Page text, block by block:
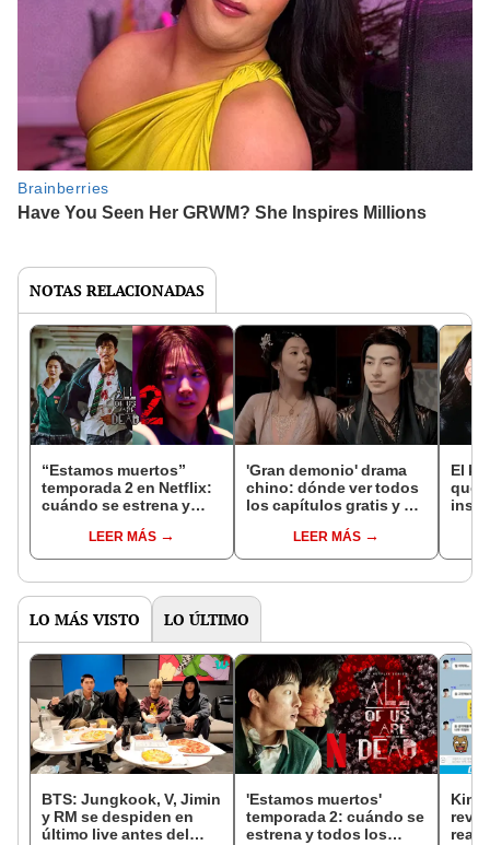
NOTAS RELACIONADAS
“Estamos muertos”
temporada 2 en Netflix:
cuándo se estrena y
temporadaLEER MÁS
'Gran demonio' drama
chino: dónde ver todos
los capítulos gratis y en
LEER MÁS
El k-
que
LO MÁS VISTO LO ÚLTIMO
BTS: Jungkook, V, Jimin
y RM se despiden en
último live antes del
'Estamos muertos'
temporada 2: cuándo se
estrena y todos los
Kim